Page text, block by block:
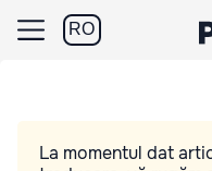
RO
La momentul dat